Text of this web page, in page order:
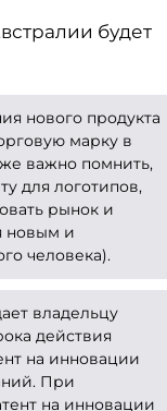
будет
нового продукта
марку в
важно помнить,
для логотипов,
рынок и
новым и
человека).
владельцу
действия
на инновации
При
на инновации